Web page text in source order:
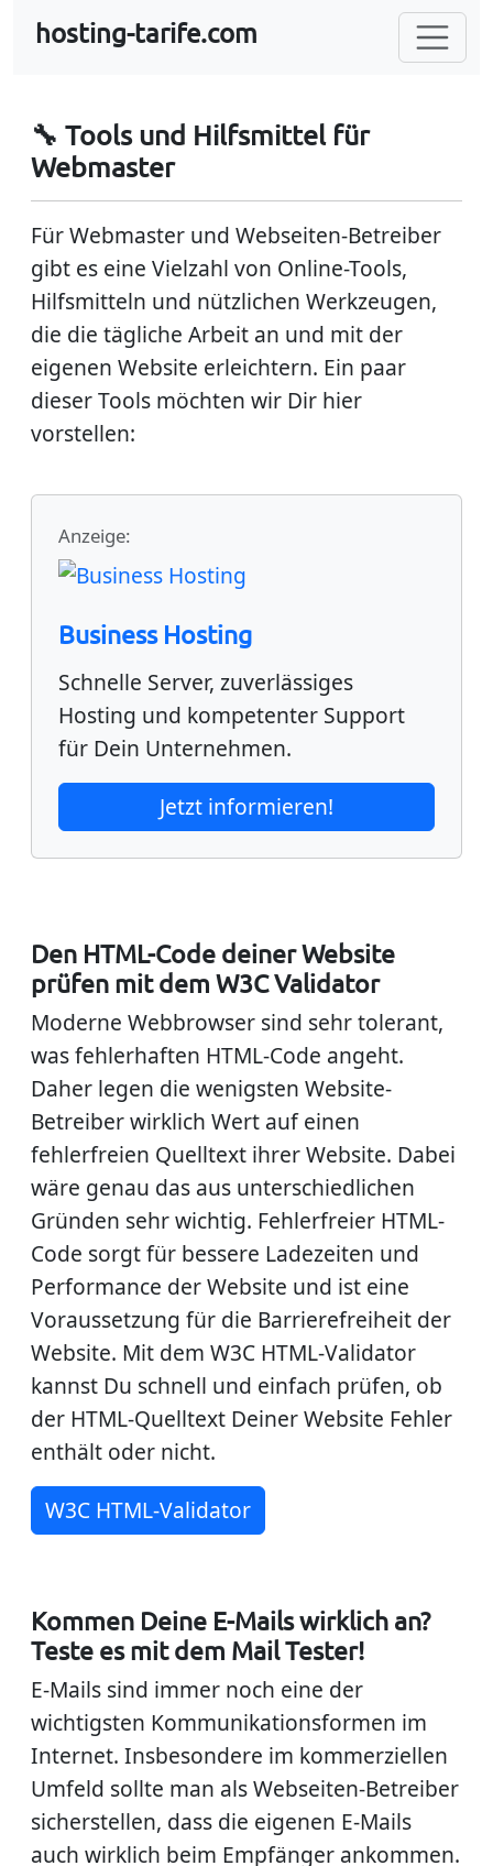
hosting-tarife.com
🔧 Tools und Hilfsmittel für
Webmaster
Für Webmaster und Webseiten-Betreiber
gibt es eine Vielzahl von Online-Tools,
Hilfsmitteln und nützlichen Werkzeugen,
die die tägliche Arbeit an und mit der
eigenen Website erleichtern. Ein paar
dieser Tools möchten wir Dir hier
vorstellen:
Den HTML-Code deiner Website
prüfen mit dem W3C Validator
Moderne Webbrowser sind sehr tolerant,
was fehlerhaften HTML-Code angeht.
Daher legen die wenigsten Website-
Betreiber wirklich Wert auf einen
fehlerfreien Quelltext ihrer Website. Dabei
wäre genau das aus unterschiedlichen
Gründen sehr wichtig. Fehlerfreier HTML-
Code sorgt für bessere Ladezeiten und
Performance der Website und ist eine
Voraussetzung für die Barrierefreiheit der
Website. Mit dem W3C HTML-Validator
kannst Du schnell und einfach prüfen, ob
der HTML-Quelltext Deiner Website Fehler
enthält oder nicht.
W3C HTML-Validator
Kommen Deine E-Mails wirklich an?
Teste es mit dem Mail Tester!
E-Mails sind immer noch eine der
wichtigsten Kommunikationsformen im
Internet. Insbesondere im kommerziellen
Umfeld sollte man als Webseiten-Betreiber
sicherstellen, dass die eigenen E-Mails
auch wirklich beim Empfänger ankommen.
Anzeige:
Business Hosting
Schnelle Server, zuverlässiges
Hosting und kompetenter Support
für Dein Unternehmen.
Jetzt informieren!